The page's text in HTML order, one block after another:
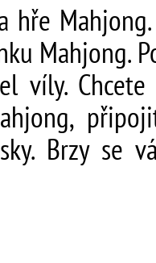
hře
Mahjong.
víly.
Brzy se